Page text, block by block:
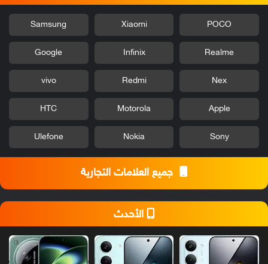
POCO
Xiaomi
Samsung
Realme
Infinix
Google
Nex
Redmi
vivo
Apple
Motorola
HTC
Sony
Nokia
Ulefone
جميع العلامات التجارية
الأحدث